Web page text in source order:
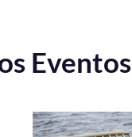
Eventos